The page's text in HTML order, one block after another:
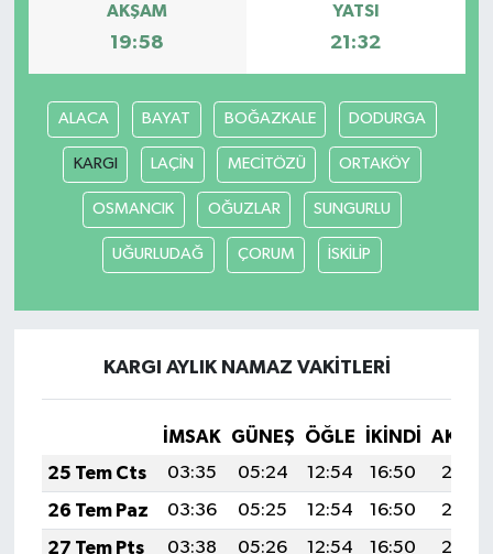
AKŞAM
19:58
YATSI
21:32
ALACA BAYAT BOĞAZKALE DODURGA
KARGI LAÇİN MECİTÖZÜ ORTAKÖY
OSMANCIK OĞUZLAR SUNGURLU
UĞURLUDAĞ ÇORUM İSKİLİP
KARGI AYLIK NAMAZ VAKITLERI
İMSAK GÜNEŞ ÖĞLE İKINDI
25 Tem Cts
03:35 05:24 12:54 16:50
20:13
26 Tem Paz
03:36 05:25 12:54 16:50
20:13
27 Tem Pts
03:38 05:26 12:54 16:50
20:12